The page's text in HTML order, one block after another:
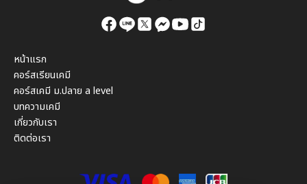
หน้าแรก
คอร์สเรียนเคมี
คอร์สเคมี ม.ปลาย a level
บทความเคมี
เกี่ยวกับเรา
ติดต่อเรา